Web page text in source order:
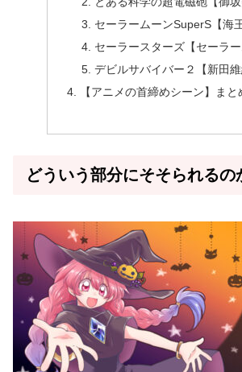
セーラームーンSuperS【海
セーラースターズ【セーラー
デビルサバイバー２【新田維
【アニメの首締めシーン】まと
どういう部分にそそられるの